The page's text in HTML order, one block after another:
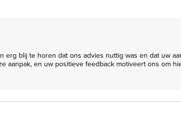
aanpak, en uw positieve feedback motiveert ons om